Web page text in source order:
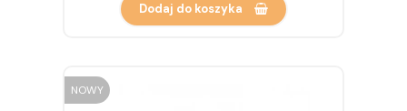
Dodaj do koszyka
NOWY